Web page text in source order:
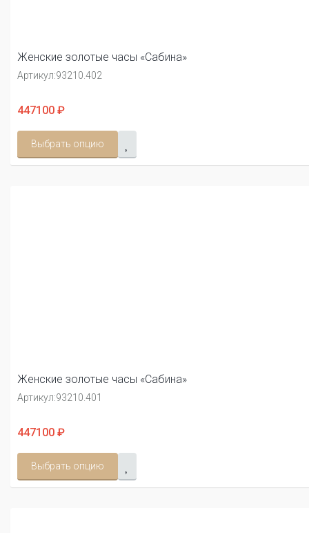
Женские золотые часы «Сабина»
Артикул:93210.402
447100 ₽
Выбрать опцию
Женские золотые часы «Сабина»
Артикул:93210.401
447100 ₽
Выбрать опцию